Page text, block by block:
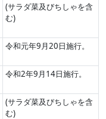
(サラダ菜及びちしゃを含
む)
令和元年9月20日施行。
令和2年9月14日施行。
(サラダ菜及びちしゃを含
む)